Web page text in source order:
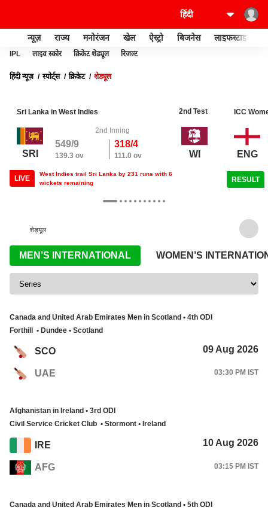
न्यूज़ राज्य मनोरंजन खेल ऐस्ट्रो बिजनेस लाइफस्टाइल
IPL लाइव स्कोर क्रिकेट शेड्यूल रिजल्ट
हिंदी न्यूज़ स्पोर्ट्स क्रिकेट शेड्यूल
Sri Lanka in West Indies 2nd Test
SRI
2nd Inning
549/9
139.3 ov
318/4
111.0 ov WI
LIVE
West Indies trail Sri Lanka by 231 runs with 6
wickets remaining
ICC
ENG
RESULT
शेड्यूल
MEN’S INTERNATIONAL WOMEN’S
Canada and United Arab Emirates Men in Scotland • 4th ODI
Forthill • Dundee • Scotland
SCO 09 Aug 2026
UAE 03:30 PM IST
Afghanistan in Ireland • 3rd ODI
Civil Service Cricket Club • Stormont • Ireland
IRE 10 Aug 2026
AFG 03:15 PM IST
Canada and United Arab Emirates Men in Scotland • 5th ODI